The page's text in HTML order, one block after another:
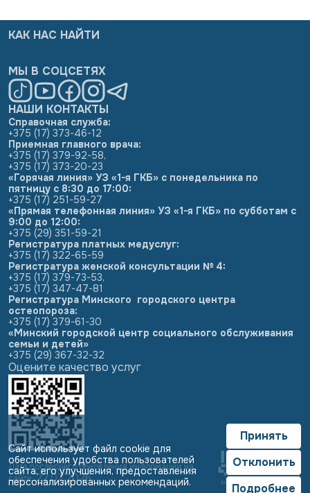
НАШИ КОНТАКТЫ
Справочная служба:
+375 (17) 373-46-12
Приемная главного врача:
+375 (17) 379-92-58,
+375 (17) 373-20-23
«Горячая линия» УЗ «1-я ГКБ» с понедельника по
пятницу с 8:30 до 17:00:
+375 (17) 251-59-27
«Прямая телефонная линия» УЗ «1-я ГКБ» по субботам с
9:00 до 12:00:
+375 (29) 351-59-21
Регистратура платных медуслуг:
+375 (17) 322-65-59
Регистратура женской консультации № 4:
+375 (17) 379-73-53,
+375 (17) 347-47-81
Регистратура Минского городского центра
остеопороза:
+375 (17) 379-61-30
«Минский городской центр социального обслуживания
семьи и детей»
+375 (29) 367-32-32
КАК НАС НАЙТИ
МЫ В СОЦСЕТЯХ
Оцените качество услуг
Дата последнего обновления информации на
сайте: 22.07.2026
Сайт использует файл cookie для
обеспечения удобства пользователей
сайта, его улучшения, предоставления
персонализированных рекомендаций.
Принять
Отклонить
Подробнее